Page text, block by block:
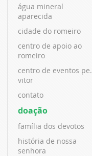
água mineral
aparecida
cidade do romeiro
centro de apoio ao
romeiro
centro de eventos pe.
vitor
contato
doação
família dos devotos
história de nossa
senhora